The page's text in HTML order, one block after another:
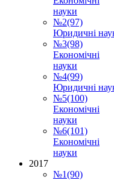
науки
№2(97)
Юридичні
№3(98)
Економічні
науки
№4(99)
Юридичні
№5(100)
Економічні
науки
№6(101)
Економічні
науки
2017
№1(90)